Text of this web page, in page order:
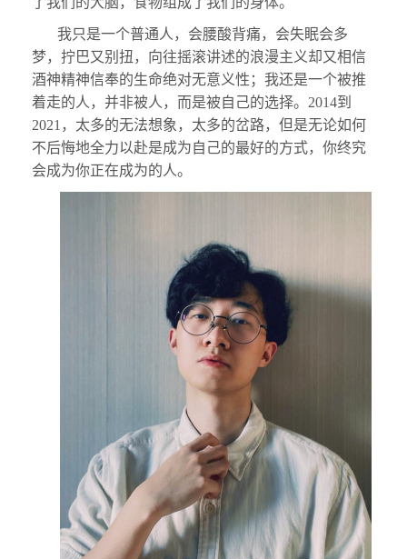
我只是一个普通人，会腰酸背痛，会失眠会多
梦，拧巴又别扭，向往摇滚讲述的浪漫主义却又相信
酒神精神信奉的生命绝对无意义性；我还是一个被推
着走的人，并非被人，而是被自己的选择。2014到
2021，太多的无法想象，太多的岔路，但是无论如何
不后悔地全力以赴是成为自己的最好的方式，你终究
会成为你正在成为的人。